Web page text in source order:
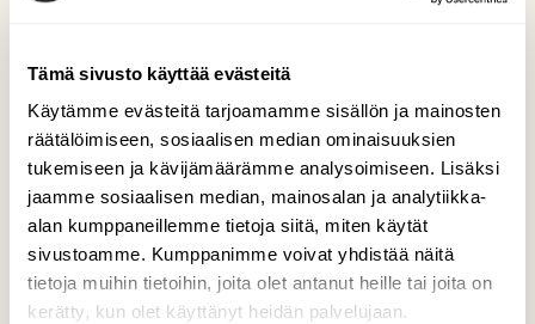
Tämä sivusto käyttää evästeitä
Käytämme evästeitä tarjoamamme sisällön ja mainosten
räätälöimiseen, sosiaalisen median ominaisuuksien
tukemiseen ja kävijämäärämme analysoimiseen. Lisäksi
jaamme sosiaalisen median, mainosalan ja analytiikka-
alan kumppaneillemme tietoja siitä, miten käytät
sivustoamme. Kumppanimme voivat yhdistää näitä
tietoja muihin tietoihin, joita olet antanut heille tai joita on
kerätty, kun olet käyttänyt heidän palvelujaan.
Karpalo kukkii
On ollut liian kuivaa, mutta ehkä karpaloille
riittää kosteutta. Mustikka satoa kuivuus jo
huonontaa. Kukinta oli vielä hyvää. Puroissa
ei vesi enää virtaa.